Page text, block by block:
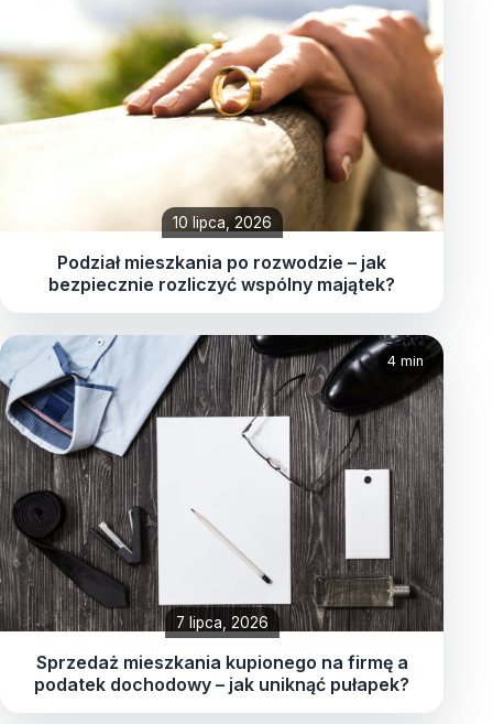
10 lipca, 2026
Podział mieszkania po rozwodzie – jak
bezpiecznie rozliczyć wspólny majątek?
4 min
7 lipca, 2026
Sprzedaż mieszkania kupionego na firmę a
podatek dochodowy – jak uniknąć pułapek?